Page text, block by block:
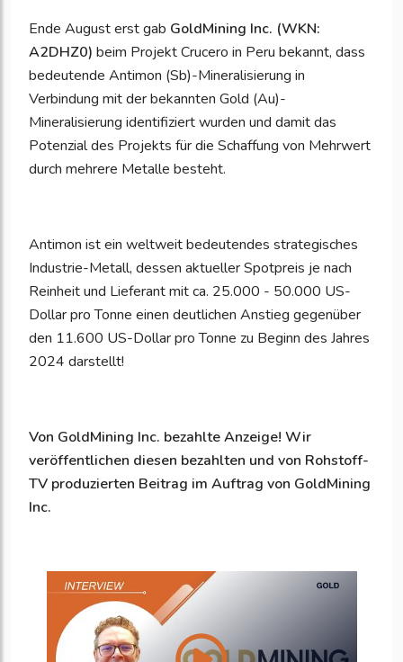
Ende August erst gab GoldMining Inc. (WKN:
A2DHZ0) beim Projekt Crucero in Peru bekannt, dass
bedeutende Antimon (Sb)-Mineralisierung in
Verbindung mit der bekannten Gold (Au)-
Mineralisierung identifiziert wurden und damit das
Potenzial des Projekts für die Schaffung von Mehrwert
durch mehrere Metalle besteht.
Antimon ist ein weltweit bedeutendes strategisches
Industrie-Metall, dessen aktueller Spotpreis je nach
Reinheit und Lieferant mit ca. 25.000 - 50.000 US-
Dollar pro Tonne einen deutlichen Anstieg gegenüber
den 11.600 US-Dollar pro Tonne zu Beginn des Jahres
2024 darstellt!
Von GoldMining Inc. bezahlte Anzeige! Wir
veröffentlichen diesen bezahlten und von Rohstoff-
TV produzierten Beitrag im Auftrag von GoldMining
Inc.